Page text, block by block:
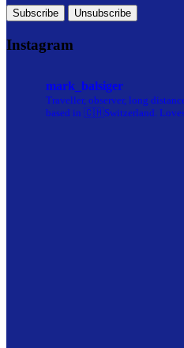
Instagram
mark_balsiger
Traveller, observer, long
based in 🇨🇭Switzerland.